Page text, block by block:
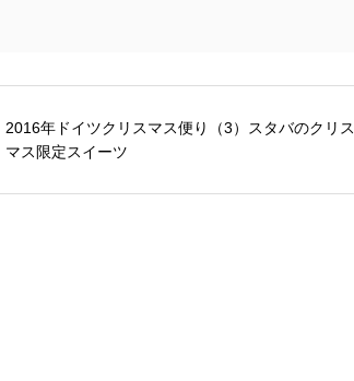
2016年ドイツクリスマス便り（3）スタバのクリス
マス限定スイーツ